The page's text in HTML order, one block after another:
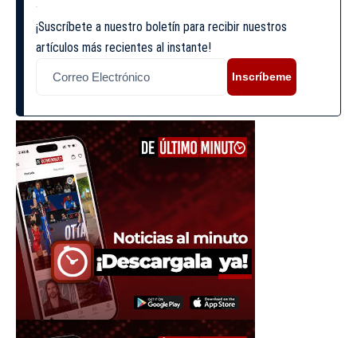
¡Suscríbete a nuestro boletín para recibir nuestros
artículos más recientes al instante!
Inscríbeme